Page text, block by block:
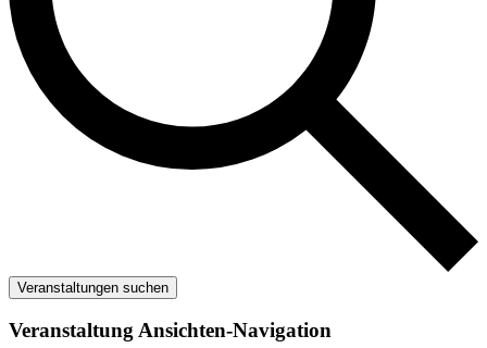
Veranstaltungen suchen
Veranstaltung Ansichten-Navigation